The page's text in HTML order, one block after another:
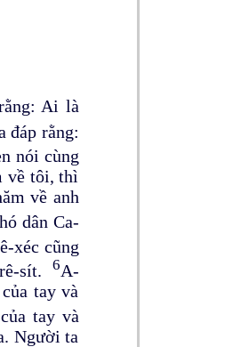
Ai là
đáp rằng:
nói cùng
về tôi, thì
về anh
dân Ca-
xéc cũng
sít.
6A-
tay và
tay và
Người ta